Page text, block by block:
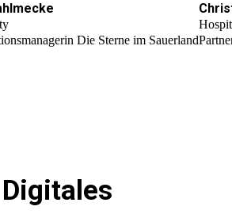
Die Sterne im Sauerland